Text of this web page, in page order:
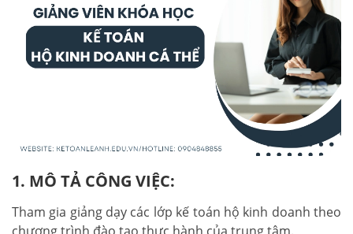
1. MÔ TẢ CÔNG VIỆC:
Tham gia giảng dạy các lớp kế toán hộ kinh doanh theo
chương trình đào tạo thực hành của trung tâm.